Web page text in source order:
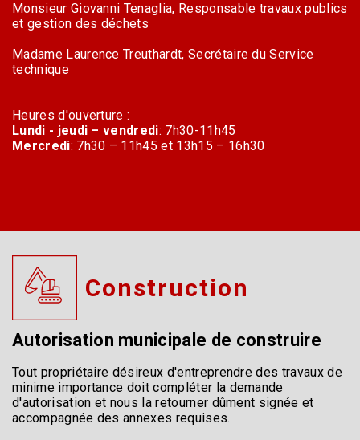
Monsieur Giovanni Tenaglia, Responsable travaux publics
et gestion des déchets
Madame Laurence Treuthardt, Secrétaire du Service
technique
Heures d'ouverture :
Lundi - jeudi – vendredi: 7h30-11h45
Mercredi: 7h30 – 11h45 et 13h15 – 16h30
Construction
Autorisation municipale de construire
Tout propriétaire désireux d'entreprendre des travaux de
minime importance doit compléter la demande
d'autorisation et nous la retourner dûment signée et
accompagnée des annexes requises.